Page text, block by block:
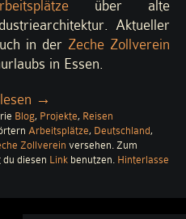
über alte
Aktueller
in der Zeche Zollverein
in Essen.
„Arbeitsplätze
(4)
–
Zeche
→
Blog, Projekte, Reisen
Arbeitsplätze, Deutschland,
Zollverein versehen. Zum
diesen Link benutzen. Hinterlasse